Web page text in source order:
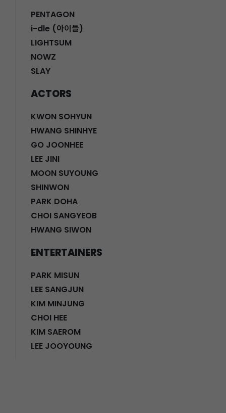
PENTAGON
i-dle (아이들)
LIGHTSUM
NOWZ
SLAY
ACTORS
KWON SOHYUN
HWANG SHINHYE
GO JOONHEE
LEE JINI
MOON SUYOUNG
SHINWON
PARK DOHA
CHOI SANGYEOB
HWANG SIWON
ENTERTAINERS
PARK MISUN
LEE SANGJUN
KIM MINJUNG
CHOI HEE
KIM SAEROM
LEE JOOYOUNG